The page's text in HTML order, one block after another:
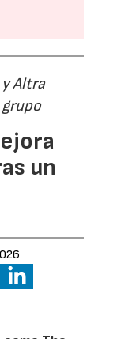
Altra
un